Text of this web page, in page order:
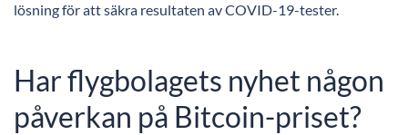
lösning för att säkra resultaten av COVID-19-tester.
Har flygbolagets nyhet någon
påverkan på Bitcoin-priset?